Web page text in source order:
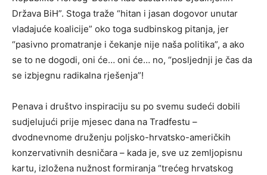
Država BiH”. Stoga traže “hitan i jasan dogovor unutar
vladajuće koalicije” oko toga sudbinskog pitanja, jer
“pasivno promatranje i čekanje nije naša politika”, a ako
se to ne dogodi, oni će… oni će… no, “posljednji je čas da
se izbjegnu radikalna rješenja”!
Penava i društvo inspiraciju su po svemu sudeći dobili
sudjelujući prije mjesec dana na Tradfestu –
dvodnevnome druženju poljsko-hrvatsko-američkih
konzervativnih desničara – kada je, sve uz zemljopisnu
kartu, izložena nužnost formiranja “trećeg hrvatskog